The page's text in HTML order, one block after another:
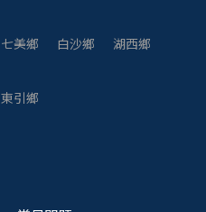
七美鄉 白沙鄉
湖西鄉
東引鄉